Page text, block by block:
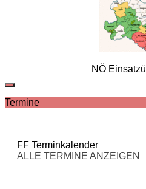
NÖ
Termine
FF Terminkalender
ALLE TERMINE ANZEIGEN